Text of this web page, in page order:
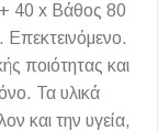
40 x Βάθος 80
ποιότητας και
Τα υλικά
και την υγεία,